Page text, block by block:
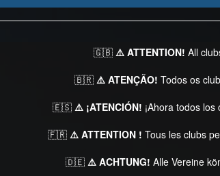
🇬🇧 ⚠️ ATTENTION! All
🇧🇷 ⚠️ ATENÇÃO! Todos os
🇪🇸 ⚠️ ¡ATENCIÓN! ¡Ahora todos
🇫🇷 ⚠️ ATTENTION ! Tous les clubs
🇩🇪 ⚠️ ACHTUNG! Alle Vereine